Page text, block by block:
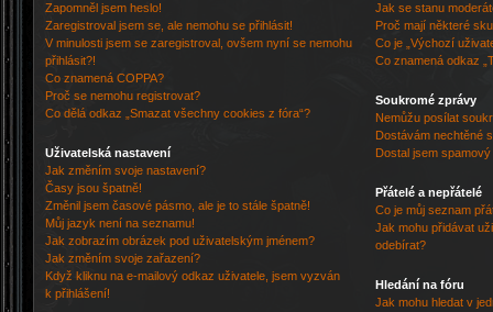
Zapomněl jsem heslo!
Zaregistroval jsem se, ale nemohu se přihlásit!
V minulosti jsem se zaregistroval, ovšem nyní se nemohu
přihlásit?!
Co znamená COPPA?
Proč se nemohu registrovat?
Co dělá odkaz „Smazat všechny cookies z fóra“?
Uživatelská nastavení
Jak změním svoje nastavení?
Časy jsou špatně!
Změnil jsem časové pásmo, ale je to stále špatně!
Můj jazyk není na seznamu!
Jak zobrazím obrázek pod uživatelským jménem?
Jak změním svoje zařazení?
Když kliknu na e-mailový odkaz uživatele, jsem vyzván
k přihlášení!
Jak se stanu
Proč mají některé
Co je „Výchozí
Co znamená odkaz
Soukromé zprávy
Nemůžu posílat
Dostávám nechtěné
Dostal jsem
Přátelé a nepřátelé
Co je můj seznam
Jak mohu přidávat
odebírat?
Hledání na fóru
Jak mohu hledat v